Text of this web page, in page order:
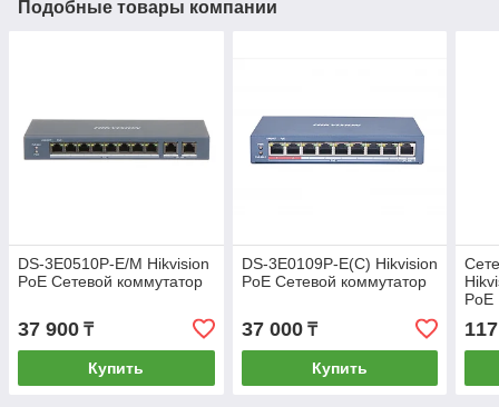
Подобные товары компании
DS-3E0510P-E/M Hikvision
PoE Сетевой коммутатор
37 900 ₸
Купить
DS-3E0109P-E(C) Hikvision
PoE Сетевой коммутатор
37 000₸
Купить
PoE